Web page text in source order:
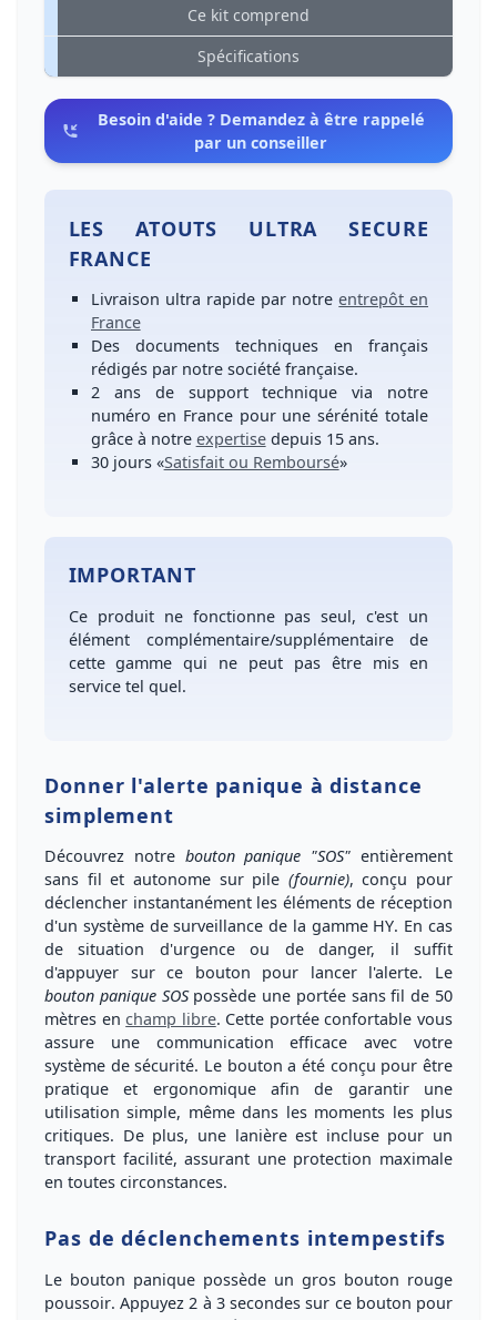
Ce kit comprend
Spécifications
Besoin d'aide ? Demandez à être rappelé
par un conseiller
LES ATOUTS ULTRA SECURE
FRANCE
Livraison ultra rapidepar notreentrepôt en
France
Des documents techniques en français
rédigés par notre société française.
2 ans de support technique via notre
numéro en Francepour unesérénité totale
grâce à notre expertisedepuis 15 ans.
30 jours «Satisfait ou Remboursé»
IMPORTANT
Ce produit ne fonctionne pas seul, c'est un
élément complémentaire/supplémentaire de
cette gamme qui ne peut pas être mis en
service tel quel.
Donner l'alerte panique à distance
simplement
Découvrez notre bouton panique "SOS" entièrement
sans fil et autonomesur pile (fournie), conçu pour
déclencher instantanément les éléments de réception
d'un système de surveillance de la gamme HY. En cas
de situation d'urgence ou de danger, il suffit
d'appuyer sur ce bouton pour lancer l'alerte. Le
bouton panique SOSpossède une portée sans fil de 50
mètres enchamp libre. Cette portée confortable vous
assure une communication efficace avec votre
système de sécurité. Le bouton a été conçu pour être
pratique et ergonomiqueafin de garantir une
utilisation simple, même dans les moments les plus
critiques. De plus, une lanièreest incluse pour un
transport facilité, assurant une protection maximale
en toutes circonstances.
Pas de déclenchements intempestifs
Le bouton panique possède un gros bouton rouge
poussoir. Appuyez 2 à 3 secondes sur ce bouton pour